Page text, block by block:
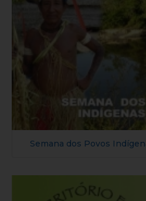
Semana dos Povos